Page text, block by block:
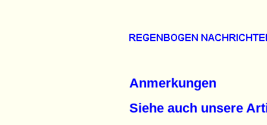
Anmerkungen
Siehe auch unsere